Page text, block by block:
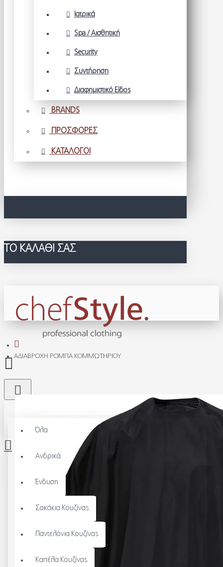
Ιατρικά
Spa / Αισθητική
Security
Συντήρηση
Διαφημιστικό Είδος
BRANDS
ΠΡΟΣΦΟΡΕΣ
ΚΑΤΑΛΟΓΟΙ
ΤΟ ΚΑΛΆΘΙ ΣΑΣ
Όλα
Ανδρικά
Ένδυση
Σακάκια Κουζίνας
Παντελόνια Κουζίνας
Καπέλα Κουζίνας
Το καλάθι αγορών είναι άδειο!
ΑΔΙΑΒΡΟΧΗ ΡΟΜΠΑ ΚΟΜΜΩΤΗΡΙΟΥ